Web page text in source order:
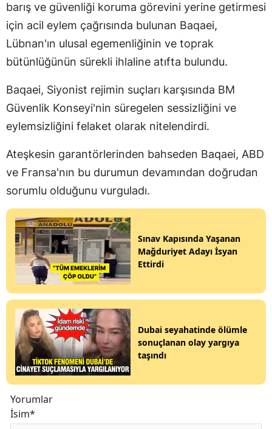
barış ve güvenliği koruma görevini yerine getirmesi
için acil eylem çağrısında bulunan Baqaei,
Lübnan'ın ulusal egemenliğinin ve toprak
bütünlüğünün sürekli ihlaline atıfta bulundu.
Baqaei, Siyonist rejimin suçları karşısında BM
Güvenlik Konseyi'nin süregelen sessizliğini ve
eylemsizliğini felaket olarak nitelendirdi.
Ateşkesin garantörlerinden bahseden Baqaei, ABD
ve Fransa'nın bu durumun devamından doğrudan
sorumlu olduğunu vurguladı.
Sınav Kapısında Yaşanan
Mağduriyet Adayı İsyan
Ettirdi
Dubai seyahatinde ölümle
sonuçlanan olay yargıya
taşındı
Yorumlar
İsim*